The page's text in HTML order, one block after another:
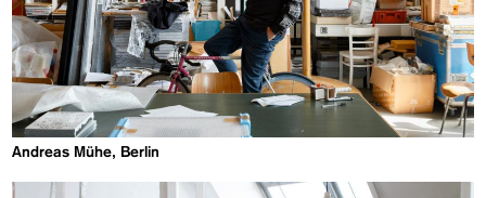
Andreas Mühe, Berlin